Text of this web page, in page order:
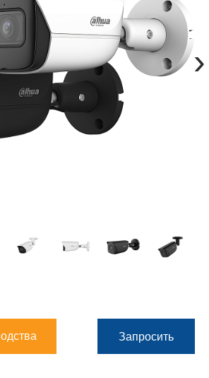
›
Запросить